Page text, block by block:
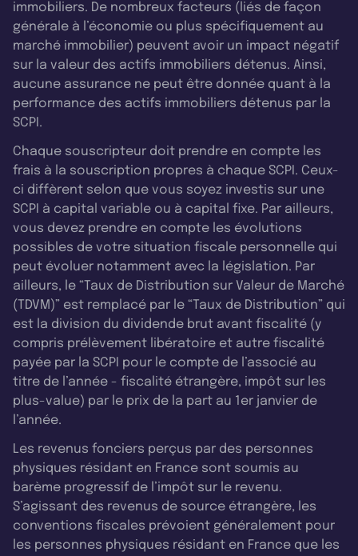
immobiliers. De nombreux facteurs (liés de façon
générale à l’économie ou plus spécifiquement au
marché immobilier) peuvent avoir un impact négatif
sur la valeur des actifs immobiliers détenus. Ainsi,
aucune assurance ne peut être donnée quant à la
performance des actifs immobiliers détenus par la
SCPI.
Chaque souscripteur doit prendre en compte les
frais à la souscription propres à chaque SCPI. Ceux-
ci diffèrent selon que vous soyez investis sur une
SCPI à capital variable ou à capital fixe. Par ailleurs,
vous devez prendre en compte les évolutions
possibles de votre situation fiscale personnelle qui
peut évoluer notamment avec la législation. Par
ailleurs, le “Taux de Distribution sur Valeur de Marché
(TDVM)” est remplacé par le “Taux de Distribution” qui
est la division du dividende brut avant fiscalité (y
compris prélèvement libératoire et autre fiscalité
payée par la SCPI pour le compte de l’associé au
titre de l’année - fiscalité étrangère, impôt sur les
plus-value) par le prix de la part au 1er janvier de
l’année.
Les revenus fonciers perçus par des personnes
physiques résidant en France sont soumis au
barème progressif de l’impôt sur le revenu.
S’agissant des revenus de source étrangère, les
conventions fiscales prévoient généralement pour
les personnes physiques résidant en France que les